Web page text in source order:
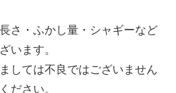
さ・ふかし量・シャギーなど
います。
しては不良ではございません
ださい。